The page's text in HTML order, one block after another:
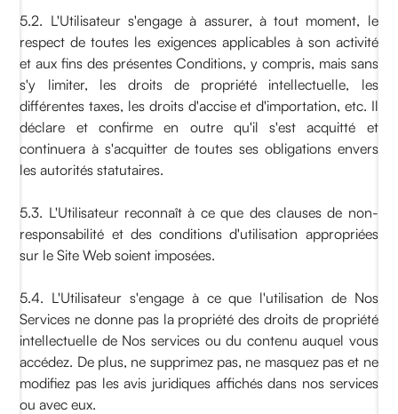
5.2. L'Utilisateur s'engage à assurer, à tout moment, le
respect de toutes les exigences applicables à son activité
et aux fins des présentes Conditions, y compris, mais sans
s'y limiter, les droits de propriété intellectuelle, les
différentes taxes, les droits d'accise et d'importation, etc. Il
déclare et confirme en outre qu'il s'est acquitté et
continuera à s'acquitter de toutes ses obligations envers
les autorités statutaires.
5.3. L'Utilisateur reconnaît à ce que des clauses de non-
responsabilité et des conditions d'utilisation appropriées
sur le Site Web soient imposées.
5.4. L'Utilisateur s'engage à ce que l'utilisation de Nos
Services ne donne pas la propriété des droits de propriété
intellectuelle de Nos services ou du contenu auquel vous
accédez. De plus, ne supprimez pas, ne masquez pas et ne
modifiez pas les avis juridiques affichés dans nos services
ou avec eux.